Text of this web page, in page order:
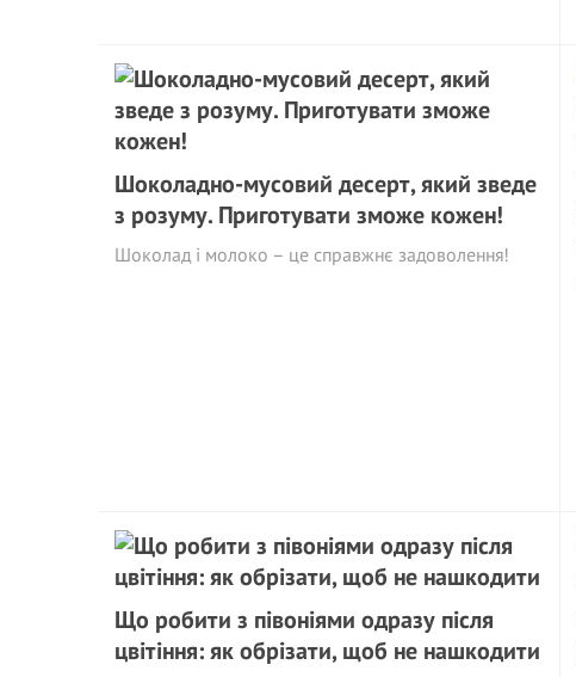
Шоколадно-мусовий десерт, який зведе
з розуму. Приготувати зможе кожен!
Шоколад і молоко – це справжнє задоволення!
Що робити з півоніями одразу після
цвітіння: як обрізати, щоб не нашкодити